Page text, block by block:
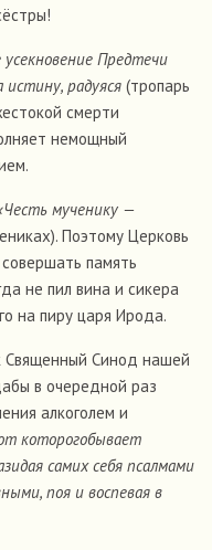
усекновение Предтечи
истину, радуяся (тропарь
смерти
немощный
мученику —
Поэтому Церковь
память
не пил вина и сикера
на пиру царя Ирода.
Священный Синод нашей
в очередной раз
алкоголем и
которогобывает
самих себя псалмами
поя и воспевая в